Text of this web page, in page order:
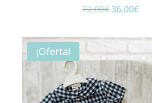
72,00€El
original
72,00€.
36,00€El
¡Oferta!